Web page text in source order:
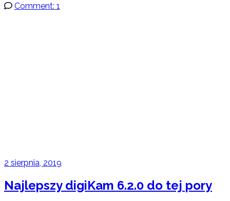
Comment: 1
2 sierpnia, 2019
Najlepszy digiKam 6.2.0 do tej pory